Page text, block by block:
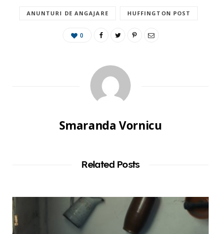
ANUNTURI DE ANGAJARE HUFFINGTON POST
0
Smaranda Vornicu
Related Posts